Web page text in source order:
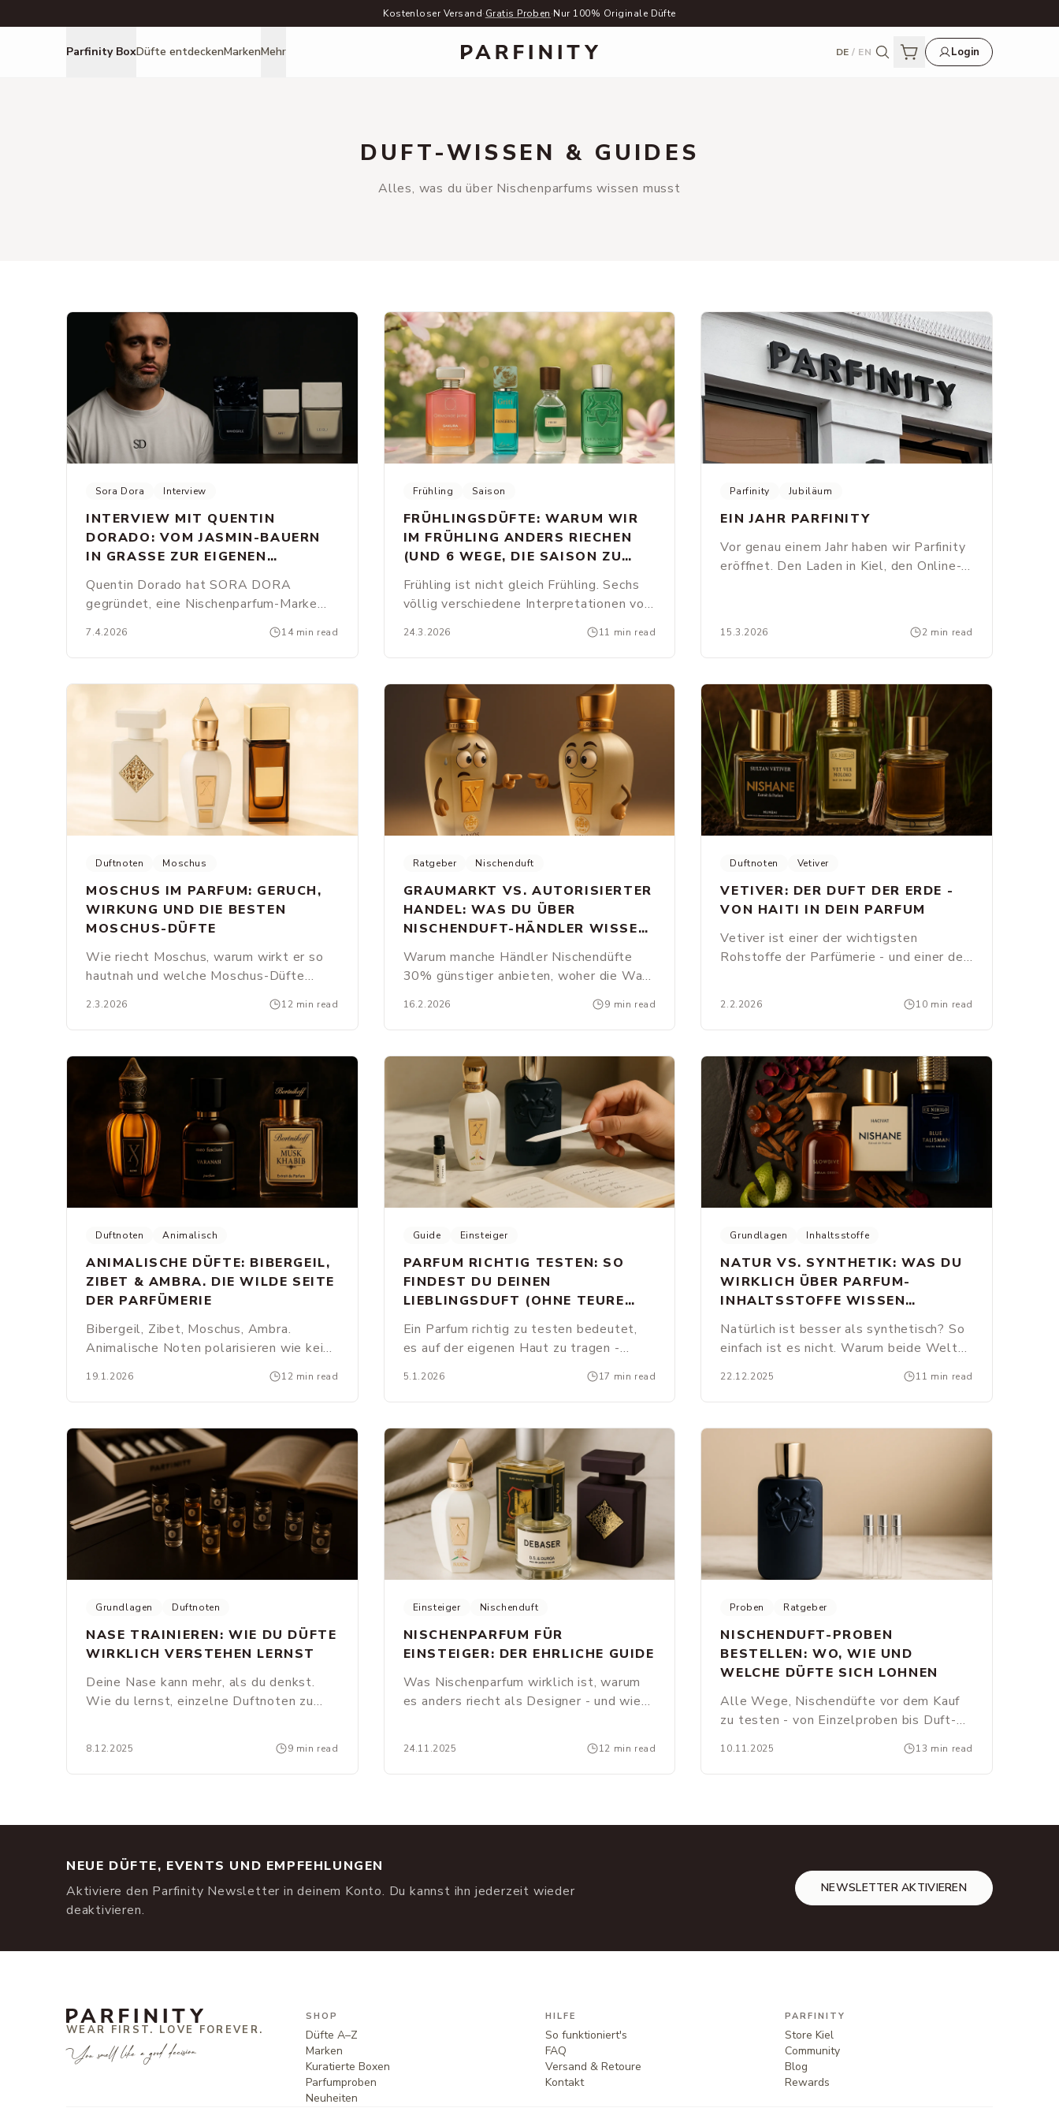
Kostenloser Versand·Gratis Proben·Nur 100% Originale Düfte
Parfinity BoxDüfte entdeckenMarkenMehr DE / EN Login
DUFT-WISSEN & GUIDES
Alles, was du über Nischenparfums wissen musst
Sora Dora Interview
INTERVIEW MIT QUENTIN
DORADO: VOM JASMIN-BAUERN
IN GRASSE ZUR EIGENEN
Quentin Dorado hat SORA DORA
gegründet, eine Nischenparfum-Marke
mit vier Generationen Duftgeschichte. Im
Interview spricht er über seine Familie,
seinen kreativen Prozess und warum
synthetische Rohstoffe die Magie eines
Parfums ausmachen.
7.4.2026 14 min read
Frühling Saison
FRÜHLINGSDÜFTE: WARUM WIR
IM FRÜHLING ANDERS RIECHEN
(UND 6 WEGE, DIE SAISON ZU
Frühling ist nicht gleich Frühling. Sechs
völlig verschiedene Interpretationen von
Frühlingsduft, von Petrichor bis
Kirschblüte. Die Wissenschaft und die
Geschichten dahinter.
24.3.2026 11 min read
Parfinity Jubiläum
EIN JAHR PARFINITY
Vor genau einem Jahr haben wir Parfinity
eröffnet. Den Laden in Kiel, den Online-
15.3.2026 2 min read
Duftnoten Moschus
MOSCHUS IM PARFUM: GERUCH,
WIRKUNG UND DIE BESTEN
MOSCHUS-DÜFTE
Wie riecht Moschus, warum wirkt er so
hautnah und welche Moschus-Düfte
lohnen sich? Von weißem Moschus über
Skin Scents bis zu modernen Molekülen.
2.3.2026 12 min read
Ratgeber Nischenduft
GRAUMARKT VS. AUTORISIERTER
HANDEL: WAS DU ÜBER
NISCHENDUFT-HÄNDLER WISSEN
Warum manche Händler Nischendüfte
30% günstiger anbieten, woher die Ware
wirklich kommt - und was das für dich als
16.2.2026 9 min read
Duftnoten Vetiver
VETIVER: DER DUFT DER ERDE -
VON HAITI IN DEIN PARFUM
Vetiver ist einer der wichtigsten
Rohstoffe der Parfümerie - und einer der
Haiti so besonders macht, warum es
keinen synthetischen Ersatz gibt und
welche Nischendüfte Vetiver am besten
zeigen.
2.2.2026 10 min read
Duftnoten Animalisch
ANIMALISCHE DÜFTE: BIBERGEIL,
ZIBET & AMBRA. DIE WILDE SEITE
DER PARFÜMERIE
Bibergeil, Zibet, Moschus, Ambra.
Animalische Noten polarisieren wie keine
anderen. Was steckt wirklich dahinter,
was ist heute noch natürlich, und welche
Düfte zeigen die wilde Seite am besten?
19.1.2026 12 min read
Guide Einsteiger
PARFUM RICHTIG TESTEN: SO
FINDEST DU DEINEN
LIEBLINGSDUFT (OHNE TEURE
Ein Parfum richtig zu testen bedeutet,
es auf der eigenen Haut zu tragen -
mindestens 4-6 Stunden. Nur so erlebst
du alle Phasen der Duftpyramide und
erfährst, wie der Duft mit deiner
Hautchemie reagiert.
5.1.2026 17 min read
Grundlagen Inhaltsstoffe
NATUR VS. SYNTHETIK: WAS DU
WIRKLICH ÜBER PARFUM-
INHALTSSTOFFE WISSEN
Natürlich ist besser als synthetisch? So
einfach ist es nicht. Warum beide Welten
für großartige Düfte unverzichtbar sind -
und was das für deine Parfumwahl
bedeutet.
22.12.2025 11 min read
Grundlagen Duftnoten
NASE TRAINIEREN: WIE DU DÜFTE
WIRKLICH VERSTEHEN LERNST
Deine Nase kann mehr, als du denkst.
Wie du lernst, einzelne Duftnoten zu
Sandelholz ist - und was ein tauber
Komponist mit Parfümerie zu tun hat.
8.12.2025 9 min read
Einsteiger Nischenduft
NISCHENPARFUM FÜR
EINSTEIGER: DER EHRLICHE GUIDE
Was Nischenparfum wirklich ist, warum
es anders riecht als Designer - und wie
24.11.2025 12 min read
Proben Ratgeber
NISCHENDUFT-PROBEN
BESTELLEN: WO, WIE UND
WELCHE DÜFTE SICH LOHNEN
Alle Wege, Nischendüfte vor dem Kauf
zu testen - von Einzelproben bis Duft-
Abo. Plus: welche stark gesuchten Düfte
sich aktuell besonders gut als Probe
eignen.
10.11.2025 13 min read
NEUE DÜFTE, EVENTS UND EMPFEHLUNGEN
Aktiviere den Parfinity Newsletter in deinem Konto. Du kannst ihn jederzeit wieder
deaktivieren.
NEWSLETTER AKTIVIEREN
WEAR FIRST. LOVE FOREVER.
You smell like a good decision.
SHOP
Düfte A–Z
Marken
Kuratierte Boxen
Parfumproben
Neuheiten
HILFE
So funktioniert's
FAQ
Versand & Retoure
Kontakt
PARFINITY
Store Kiel
Community
Blog
Rewards